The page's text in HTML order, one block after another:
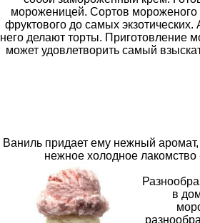
мороженицей. Сортов мороженого
фруктового до самых
него делают торты. Приготовление
может удовлетворить самый
Ваниль придает ему нежный
нежное холодное
в